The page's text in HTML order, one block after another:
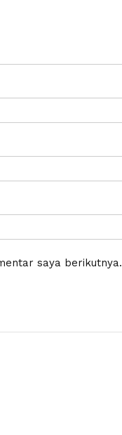
saya berikutnya.